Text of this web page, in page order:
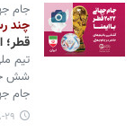
جام
چند
قطر؛
تیم
شش
جام